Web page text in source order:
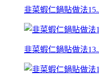
韭菜蝦仁鍋貼做法
韭菜蝦仁鍋貼做法